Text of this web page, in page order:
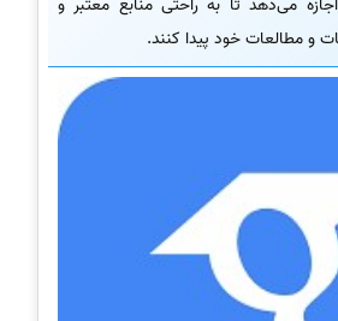
و مطالعات خود پیدا کنند.